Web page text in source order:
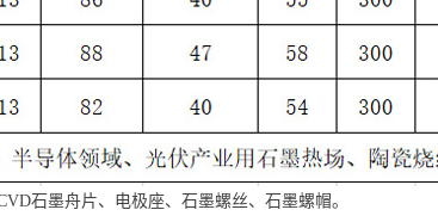
石墨舟片、电极座、石墨螺丝、石墨螺帽。